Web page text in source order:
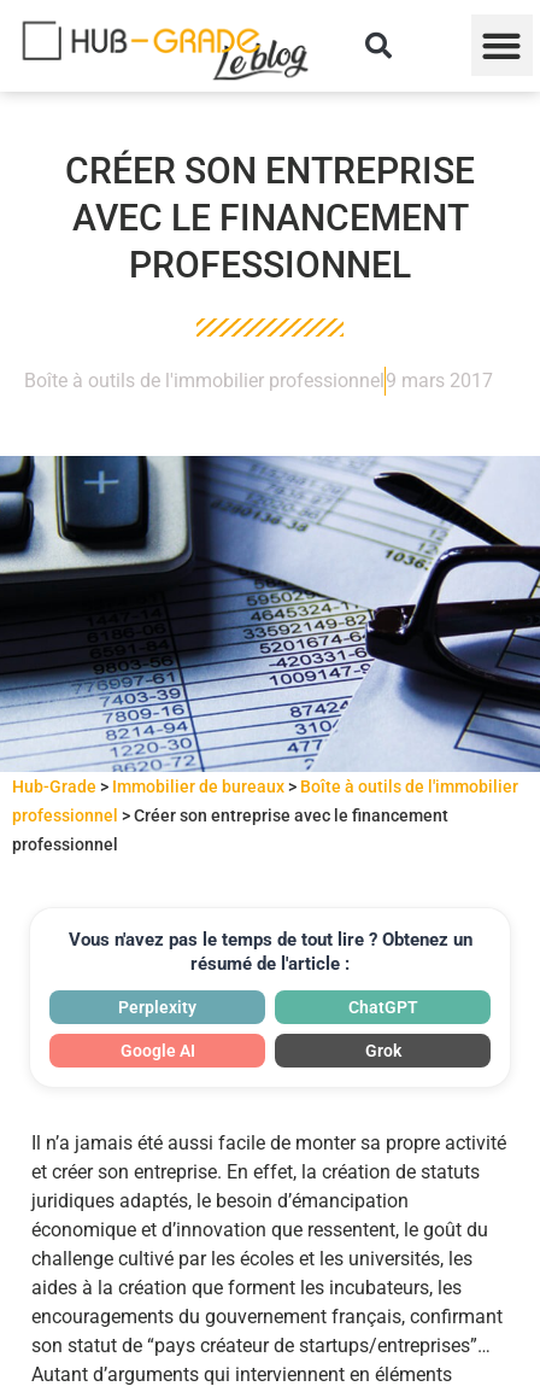
CRÉER SON ENTREPRISE
AVEC LE FINANCEMENT
PROFESSIONNEL
Boîte à outils de l'immobilier professionnel 9 mars 2017
Hub-Grade > Immobilier de bureaux> Boîte à outils de l'immobilier
professionnel >Créer son entreprise avec le financement
professionnel
Vous n'avez pas le temps de tout lire ? Obtenez un
résumé de l'article :
Perplexity ChatGPT
Google AI Grok
Il n’a jamais été aussi facile de monter sa propre activité
et créer son entreprise. En effet, la création de statuts
juridiques adaptés, le besoin d’émancipation
économique et d’innovation que ressentent, le goût du
challenge cultivé par les écoles et les universités, les
aides à la création que forment les incubateurs, les
encouragements du gouvernement français, confirmant
son statut de “pays créateur de startups/entreprises”…
Autant d’arguments qui interviennent en éléments